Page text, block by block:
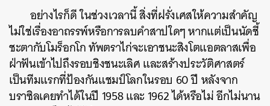
อย่างไรก็ดี ในช่วงเวลานี้ สิ่งที่ฝรั่งเศสให้ความสำคัญ
ไม่ใช่เรื่องอาถรรพ์หรือการลบคำสาปใดๆ หากแต่เป็นนัดชี้
ชะตากับโมร็อกโก ทัพตราไก่จะเอาชนะสิงโตแอตลาสเพื่อ
ฝ่าฟันเข้าไปถึงรอบชิงชนะเลิศ และสร้างประวัติศาสตร์
เป็นทีมแรกที่ป้องกันแชมป์โลกในรอบ 60 ปี หลังจาก
บราซิลเคยทำได้ในปี 1958 และ 1962 ได้หรือไม่ อีกไม่นาน